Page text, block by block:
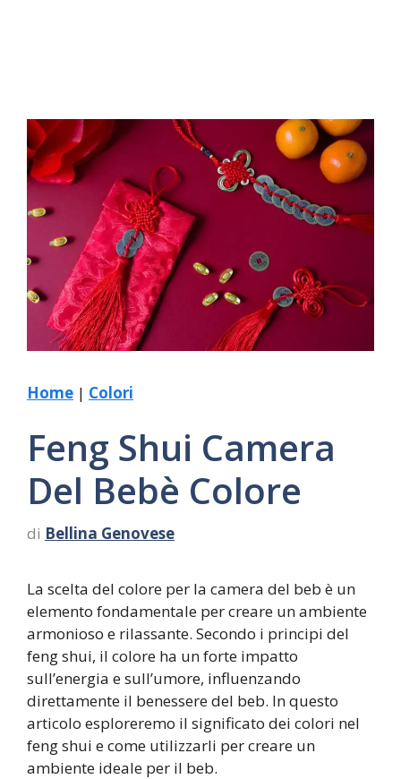
Home | Colori
Feng Shui Camera
Del Bebè Colore
di Bellina Genovese
La scelta del colore per la camera del beb è un
elemento fondamentale per creare un ambiente
armonioso e rilassante. Secondo i principi del
feng shui, il colore ha un forte impatto
sull’energia e sull’umore, influenzando
direttamente il benessere del beb. In questo
articolo esploreremo il significato dei colori nel
feng shui e come utilizzarli per creare un
ambiente ideale per il beb.